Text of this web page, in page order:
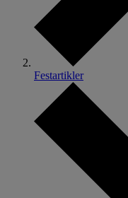
Festartikler